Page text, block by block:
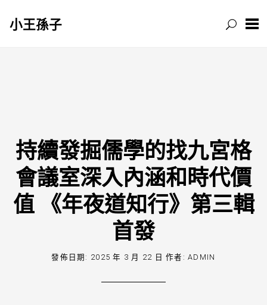
小王孫子
持續發掘儒學的找九宮格
會議室深入內涵和時代價
值 《年夜道知行》第三輯
首發
發佈日期: 2025 年 3 月 22 日 作者:ADMIN